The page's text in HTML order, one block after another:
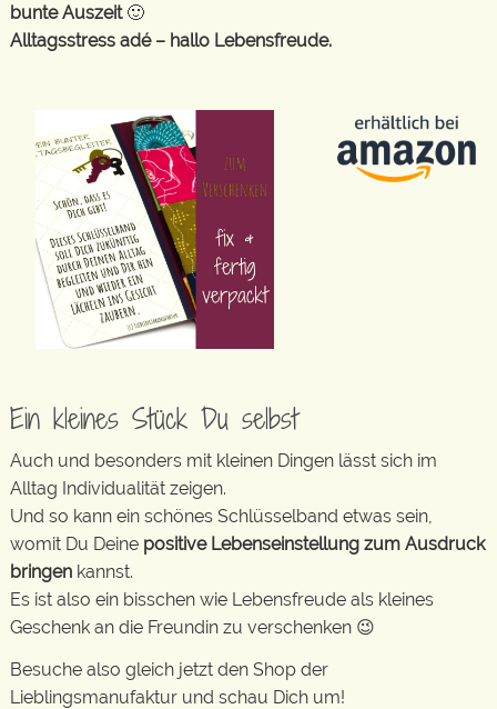
bunte Auszeit🙂
Alltagsstress adé – hallo Lebensfreude.
Ein kleines Stück Du selbst
Auch und besonders mit kleinen Dingen lässt sich im
Alltag Individualität zeigen.
Und so kann ein schönes Schlüsselband etwas sein,
womit Du Deine positive Lebenseinstellung zum Ausdruck
bringen kannst.
Es ist also ein bisschen wie Lebensfreude als kleines
Geschenk an die Freundin zu verschenken 😉
Besuche also gleich jetzt den Shop der
Lieblingsmanufaktur und schau Dich um!